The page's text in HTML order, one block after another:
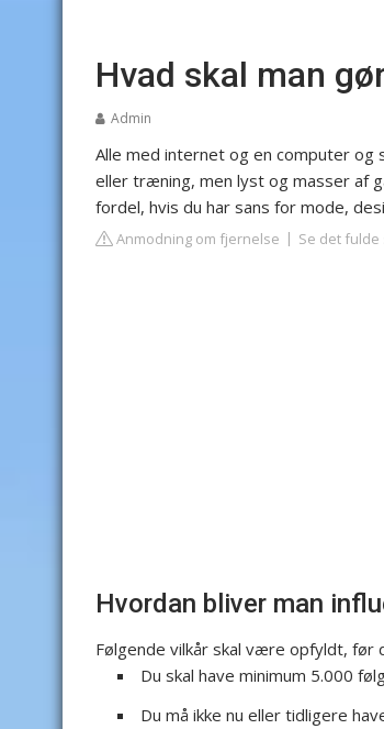
Hvad skal man
Admin
Alle med internet og en computer og
eller træning, men lyst og masser af
fordel, hvis du har sans for mode,
Anmodning om fjernelse Se det fulde
Hvordan bliver man
Følgende vilkår skal være opfyldt, før
Du skal have minimum 5.000
Du må ikke nu eller tidligere